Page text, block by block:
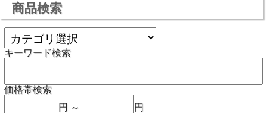
商品検索
キーワード検索
価格帯検索
円 ～
円